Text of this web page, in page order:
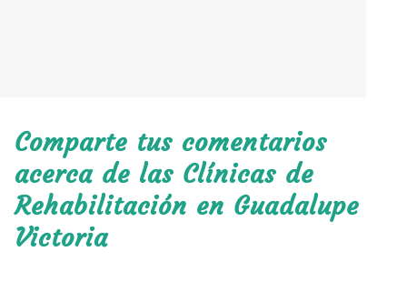
Comparte tus comentarios
acerca de las Clínicas de
Rehabilitación en Guadalupe
Victoria